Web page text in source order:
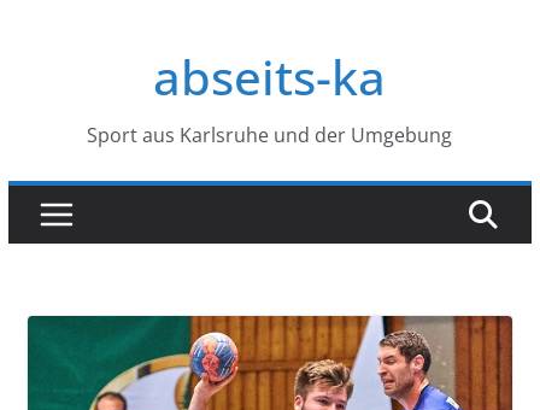
abseits-ka
Sport aus Karlsruhe und der Umgebung